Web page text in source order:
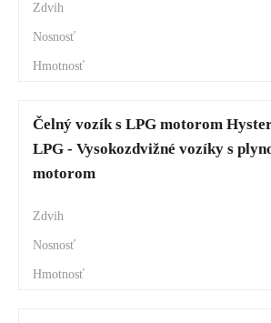
Čelný vozík s LPG motorom
LPG - Vysokozdvižné vozíky s
motorom